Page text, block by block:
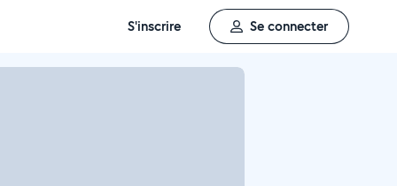
S'inscrire Se connecter